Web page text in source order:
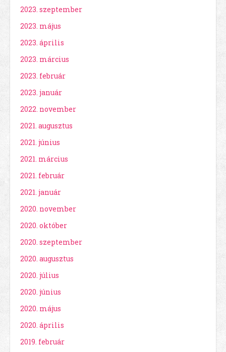
2023. szeptember
2023. május
2023. április
2023. március
2023. február
2023. január
2022. november
2021. augusztus
2021. június
2021. március
2021. február
2021. január
2020. november
2020. október
2020. szeptember
2020. augusztus
2020. július
2020. június
2020. május
2020. április
2019. február